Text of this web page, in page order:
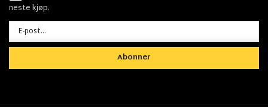
neste kjøp.
Abonner